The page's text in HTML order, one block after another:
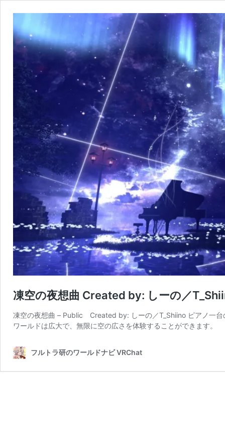
凍空の夜想曲 Created by: しーの／
凍空の夜想曲 – Public Created by: しーの／T_Shiino ピアノ一
ワールドは広大で、無限に空の広さを体験することができます。
フルトラ研のワールドナビ VRChat